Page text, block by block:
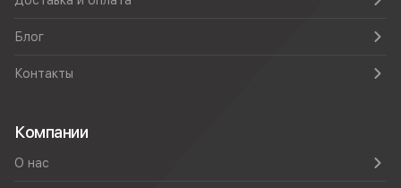
Блог
Контакты
Компании
О нас